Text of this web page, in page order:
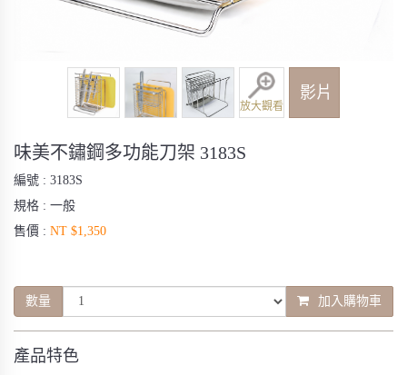
放大觀看
影片
味美不鏽鋼多功能刀架 3183S
編號 : 3183S
規格 : 一般
售價 : NT $1,350
數量 加入購物車
產品特色